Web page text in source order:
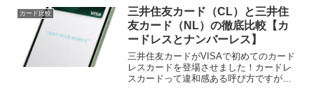
しれっと発行していました！！モチ
（@mochin...
カード比較
三井住友カード（CL）と三井住
友カード（NL）の徹底比較【カ
ードレスとナンバーレス】
三井住友カードがVISAで初めてのカード
レスカードを登場させました！カードレ
スカードって違和感ある呼び方ですが、